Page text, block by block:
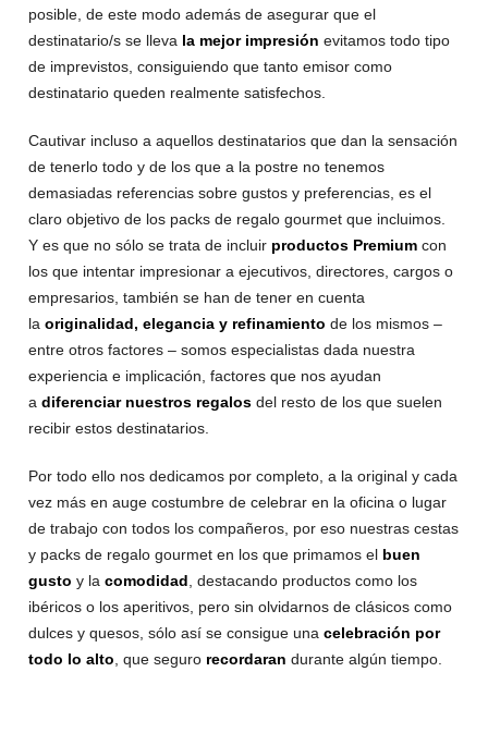
posible, de este modo además de asegurar que el
destinatario/s se lleva la mejor impresión evitamos todo tipo
de imprevistos, consiguiendo que tanto emisor como
destinatario queden realmente satisfechos.
Cautivar incluso a aquellos destinatarios que dan la sensación
de tenerlo todo y de los que a la postre no tenemos
demasiadas referencias sobre gustos y preferencias, es el
claro objetivo de los packs de regalo gourmet que incluimos.
Y es que no sólo se trata de incluir productos Premium con
los que intentar impresionar a ejecutivos, directores, cargos o
empresarios, también se han de tener en cuenta
laoriginalidad, elegancia y refinamiento de los mismos –
entre otros factores – somos especialistas dada nuestra
experiencia e implicación, factores que nos ayudan
adiferenciar nuestros regalos del resto de los que suelen
recibir estos destinatarios.
Por todo ello nos dedicamos por completo, a la original y cada
vez más en auge costumbre de celebrar en la oficina o lugar
de trabajo con todos los compañeros, por eso nuestras cestas
y packs de regalo gourmet en los que primamos el buen
gusto y lacomodidad , destacando productos como los
ibéricos o los aperitivos, pero sin olvidarnos de clásicos como
dulces y quesos, sólo así se consigue unacelebración por
todo lo alto , que seguro recordaran durante algún tiempo.